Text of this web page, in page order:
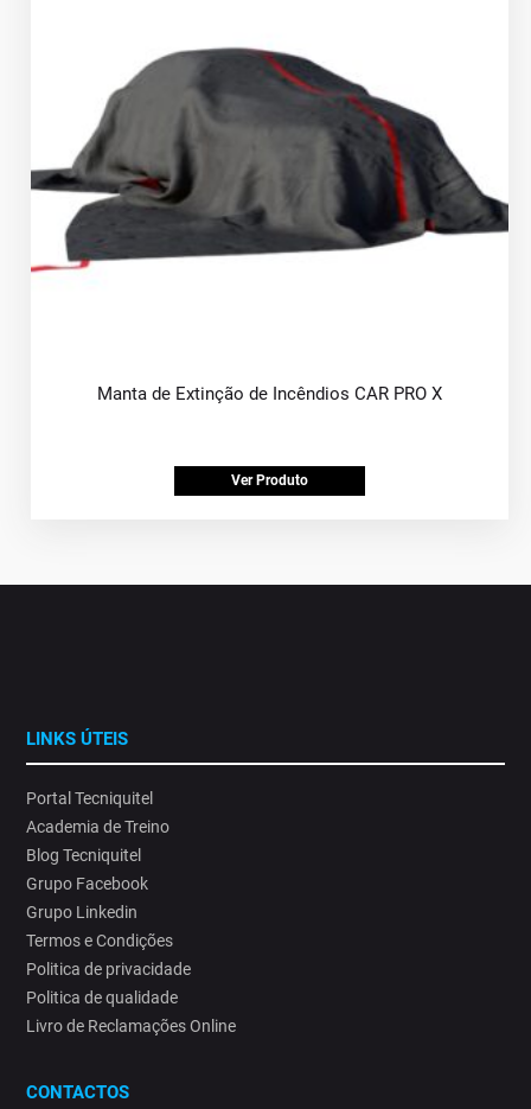
Manta de Extinção de Incêndios CAR PRO X
Ver Produto
LINKS ÚTEIS
Portal Tecniquitel
Academia de Treino
Blog Tecniquitel
Grupo Facebook
Grupo Linkedin
Termos e Condições
Politica de privacidade
Politica de qualidade
Livro de Reclamações Online
CONTACTOS